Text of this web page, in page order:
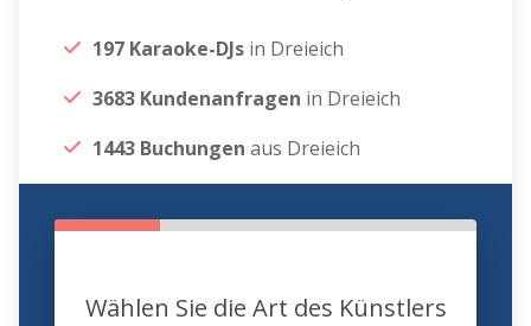
197 Karaoke-DJs in Dreieich
3683 Kundenanfragen in Dreieich
1443 Buchungen aus Dreieich
Wählen Sie die Art des Künstlers